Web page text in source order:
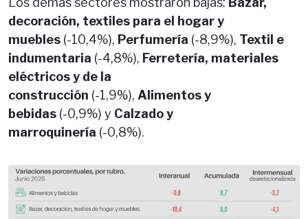
decoración, textiles para el hogar y
muebles (-10,4%), Perfumería (-8,9%), Textil e
indumentaria (-4,8%), Ferretería, materiales
eléctricos y de la
construcción (-1,9%), Alimentos y
bebidas (-0,9%) y Calzado y
marroquinería (-0,8%).